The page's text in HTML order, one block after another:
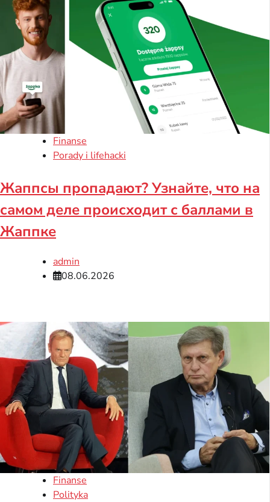
Finanse
Porady i lifehacki
Жаппсы пропадают? Узнайте, что на
самом деле происходит с баллами в
Жаппке
admin
08.06.2026
Finanse
Polityka